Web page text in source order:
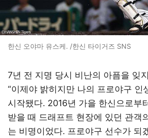
한신 오야마 유스케. /한신 타이거즈 SNS
7년 전 지명 당시 비난의 아픔을 잊
“이제야 밝히지만 나의 프로야구 인
시작됐다. 2016년 가을 한신으로부
받을 때 드래프트 현장에 있던 관객
는 비명이었다. 프로야구 선수가 되